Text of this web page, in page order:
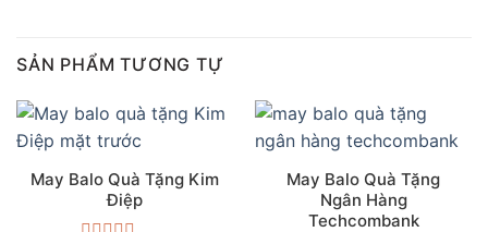
SẢN PHẨM TƯƠNG TỰ
May Balo Quà Tặng Kim
Điệp
May Balo Quà Tặng
Ngân Hàng
Techcombank